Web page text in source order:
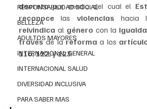
RESPONSABILIDAD SOCIAL
BELLEZA
ADULTOS MAYORES
INTERNACIONAL GENERAL
INTERNACIONAL SALUD
DIVERSIDAD INCLUSIVA
PARA SABER MAS
decreto por medio del cual el
reconoce las violencias hacia
reivindica al género con la
través de la reforma a los
116; 122; y 123.